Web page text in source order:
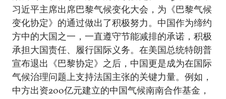
习近平主席出席巴黎气候变化大会，为《巴黎气候
变化协定》的通过做出了积极努力。中国作为缔约
方中的大国之一，一直遵守节能减排的承诺，积极
承担大国责任、履行国际义务。在美国总统特朗普
宣布退出《巴黎协定》之后，中国更是成为在国际
气候治理问题上支持法国主张的关键力量。例如，
中方出资200亿元建立的中国气候南南合作基金，